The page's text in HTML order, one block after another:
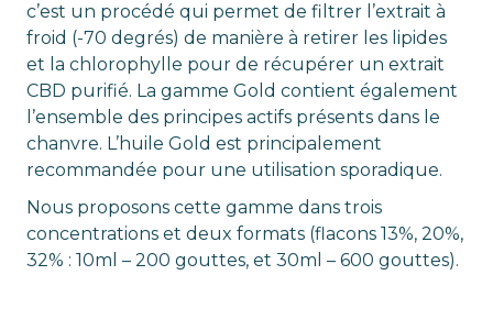
c’est un procédé qui permet de filtrer l’extrait à
froid (-70 degrés) de manière à retirer les lipides
et la chlorophylle pour de récupérer un extrait
CBD purifié. La gamme Gold contient également
l’ensemble des principes actifs présents dans le
chanvre. L’huile Gold est principalement
recommandée pour une utilisation sporadique.
Nous proposons cette gamme dans trois
concentrations et deux formats (flacons 13%, 20%,
32% : 10ml – 200 gouttes, et 30ml – 600 gouttes).